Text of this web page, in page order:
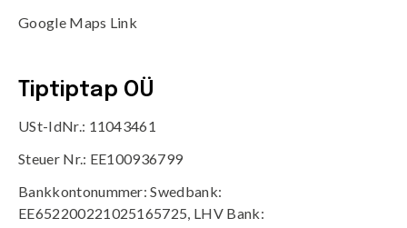
Google Maps Link
Tiptiptap OÜ
USt-IdNr.: 11043461
Steuer Nr.: EE100936799
Bankkontonummer: Swedbank:
EE652200221025165725, LHV Bank: